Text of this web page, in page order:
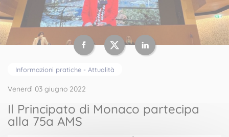
Informazioni pratiche - Attualità
Venerdì 03 giugno 2022
Il Principato di Monaco partecipa
alla 75a AMS